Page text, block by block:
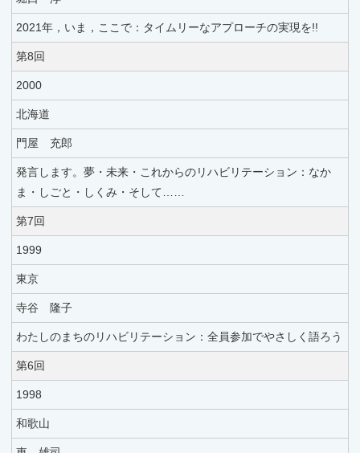
2021年，いま，ここで：タイムリーなアプローチの実現を!!
第8回
2000
北海道
門屋 充郎
発言します。夢・未来・これからのリハビリテーション：なか
ま・しごと・しくみ・そして……
第7回
1999
東京
寺谷 隆子
わたしのまちのリハビリテーション：全員参加でやさしく語ろう
第6回
1998
和歌山